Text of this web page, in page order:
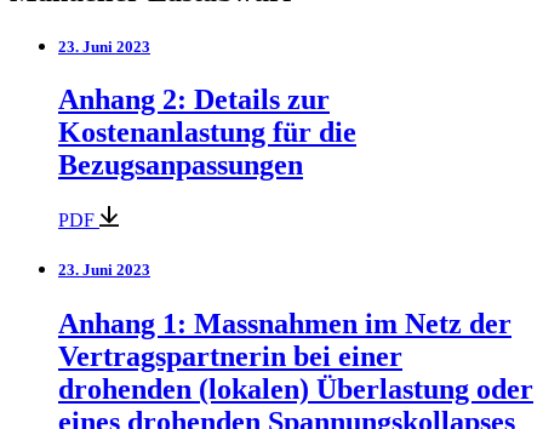
23. Juni 2023
Anhang 2: Details zur
Kostenanlastung für die
Bezugsanpassungen
PDF
23. Juni 2023
Anhang 1: Massnahmen im Netz der
Vertragspartnerin bei einer
drohenden (lokalen) Überlastung oder
eines drohenden Spannungskollapses